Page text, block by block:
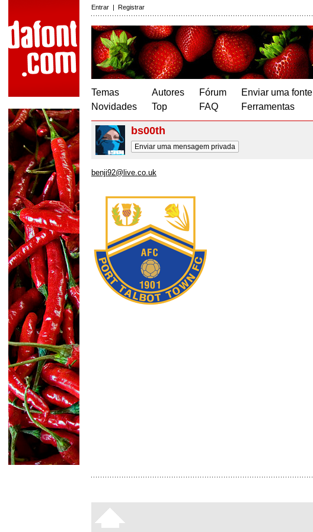
Entrar | Registrar
Temas
Novidades
Autores
Top
Fórum
FAQ
Enviar uma fonte
Ferramentas
bs00th
Enviar uma mensagem privada
benji92@live.co.uk